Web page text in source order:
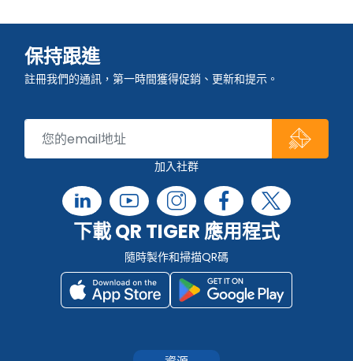
保持跟進
註冊我們的通訊，第一時間獲得促銷、更新和提示。
加入社群
下載 QR TIGER 應用程式
隨時製作和掃描QR碼